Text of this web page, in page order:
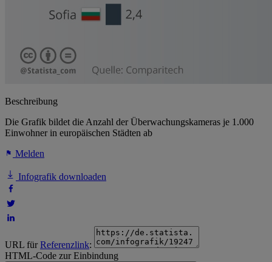
Beschreibung
Die Grafik bildet die Anzahl der Überwachungskameras je 1.000
Einwohner in europäischen Städten ab
Melden
Infografik downloaden
URL fürReferenzlink:
HTML-Code zur Einbindung